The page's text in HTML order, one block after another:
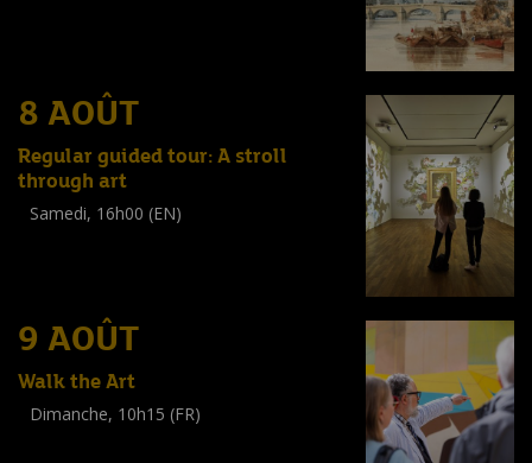
8 AOÛT
Regular guided tour: A stroll
through art
Samedi, 16h00 (EN)
9 AOÛT
Walk the Art
Dimanche, 10h15 (FR)